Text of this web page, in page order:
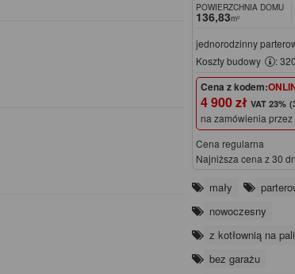
POWIERZCHNIA DOMU
136,83m²
jednorodzinny
Koszty budowy
:
Cena z kodem:
4 900 zł
na zamówienia przez
Cena regularna
Najniższa cena z 30
mały
nowoczesny
z kotłownią na
bez garażu